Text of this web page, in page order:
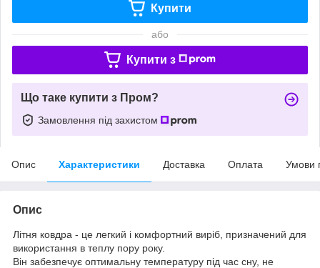
Купити
або
Купити з
Що таке купити з Пром?
Замовлення під захистом
Опис Характеристики Доставка Оплата Умови
Опис
Літня ковдра - це легкий і комфортний виріб, призначений для
використання в теплу пору року.
Він забезпечує оптимальну температуру під час сну, не